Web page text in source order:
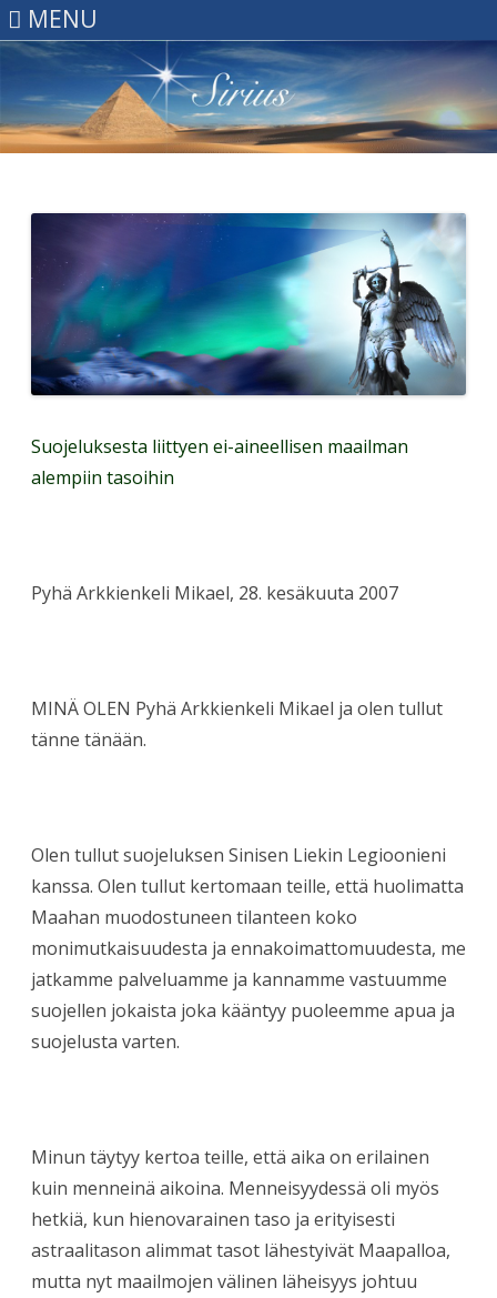
MENU
Suojeluksesta liittyen ei-aineellisen maailman
alempiin tasoihin
Pyhä Arkkienkeli Mikael, 28. kesäkuuta 2007
MINÄ OLEN Pyhä Arkkienkeli Mikael ja olen tullut
tänne tänään.
Olen tullut suojeluksen Sinisen Liekin Legioonieni
kanssa. Olen tullut kertomaan teille, että huolimatta
Maahan muodostuneen tilanteen koko
monimutkaisuudesta ja ennakoimattomuudesta, me
jatkamme palveluamme ja kannamme vastuumme
suojellen jokaista joka kääntyy puoleemme apua ja
suojelusta varten.
Minun täytyy kertoa teille, että aika on erilainen
kuin menneinä aikoina. Menneisyydessä oli myös
hetkiä, kun hienovarainen taso ja erityisesti
astraalitason alimmat tasot lähestyivät Maapalloa,
mutta nyt maailmojen välinen läheisyys johtuu